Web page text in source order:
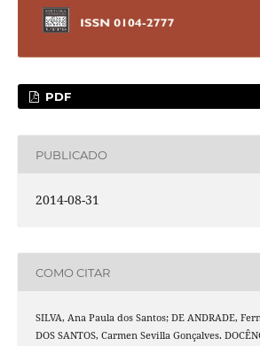
PDF
PUBLICADO
2014-08-31
COMO CITAR
SILVA, Ana Paula dos Santos; DE ANDRADE,
DOS SANTOS, Carmen Sevilla Gonçalves.